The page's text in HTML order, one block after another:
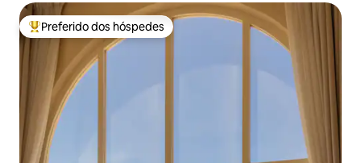
Entre os melhores preferidos dos hóspedes
Preferido dos hóspedes